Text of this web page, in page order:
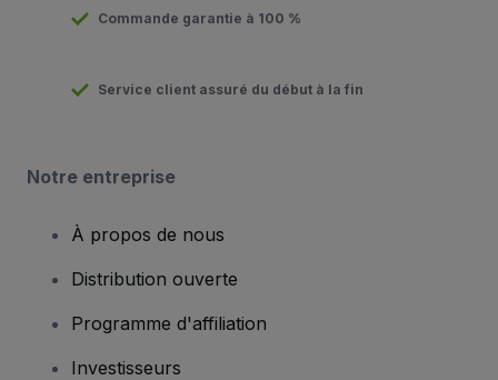
Commande garantie à 100 %
Service client assuré du début à la fin
Notre entreprise
À propos de nous
Distribution ouverte
Programme d'affiliation
Investisseurs